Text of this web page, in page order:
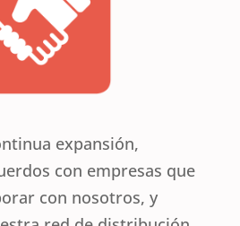
expansión,
con empresas que
con nosotros, y